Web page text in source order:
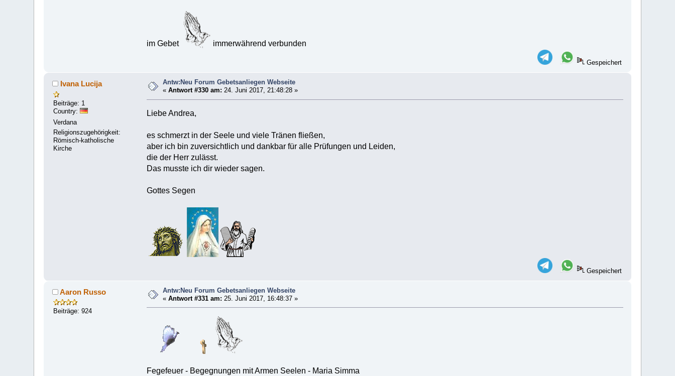
im Gebet immerwährend verbunden
Gespeichert
Ivana Lucija
Beiträge: 1
Country:
Verdana
Religionszugehörigkeit:
Römisch-katholische
Kirche
Antw:Neu Forum Gebetsanliegen Webseite
«Antwort #330 am: 24. Juni 2017, 21:48:28 »
Liebe Andrea,
es schmerzt in der Seele und viele Tränen fließen,
aber ich bin zuversichtlich und dankbar für alle Prüfungen und Leiden,
die der Herr zulässt.
Das musste ich dir wieder sagen.
Gottes Segen
Gespeichert
Aaron Russo
Beiträge: 924
Antw:Neu Forum Gebetsanliegen Webseite
«Antwort #331 am: 25. Juni 2017, 16:48:37 »
Fegefeuer - Begegnungen mit Armen Seelen - Maria Simma